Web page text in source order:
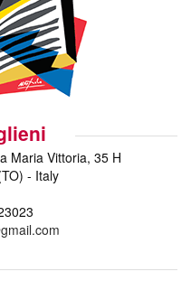
Maria Vittoria, 35 H
- Italy